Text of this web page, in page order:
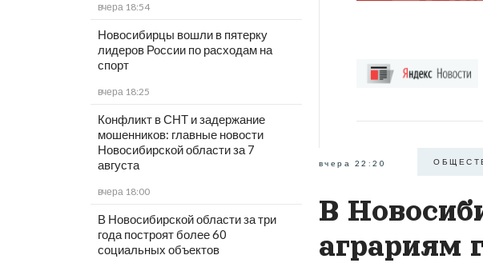
вчера 18:54
Новосибирцы вошли в пятерку
лидеров России по расходам на
спорт
вчера 18:25
Конфликт в СНТ и задержание
мошенников: главные новости
Новосибирской области за 7
августа
вчера 18:00
В Новосибирской области за три
года построят более 60
социальных объектов
вчера 22:20
В
аграриям